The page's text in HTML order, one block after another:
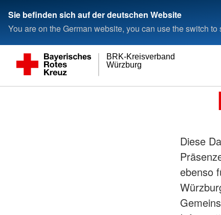
Sie befinden sich auf der deutschen Website
You are on the German website, you can use the switch
Würzburg
BRK-Kreisverband
Diese
ebenso